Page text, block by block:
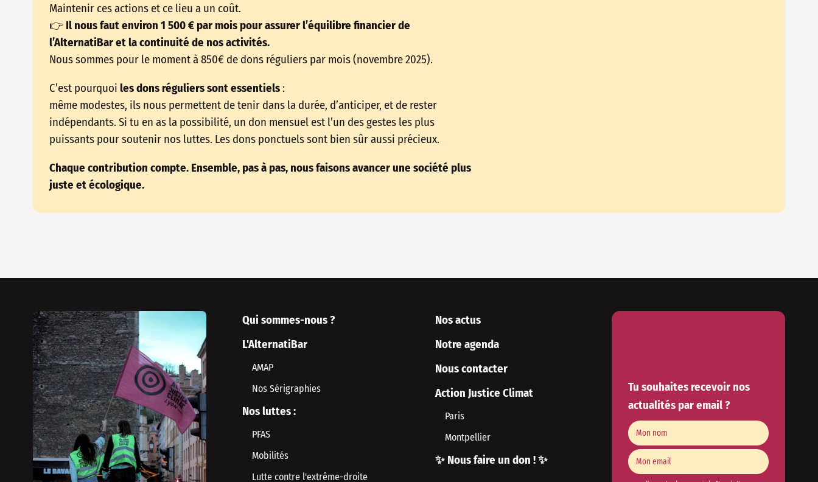
Maintenir ces actions et ce lieu a un coût.
👉 Il nous faut environ 1 500 € par mois pour assurer l’équilibre financier de
l’AlternatiBar et la continuité de nos activités.
Nous sommes pour le moment à 850€ de dons réguliers par mois (novembre 2025).
C’est pourquoi les dons réguliers sont essentiels:
même modestes, ils nous permettent de tenir dans la durée, d’anticiper, et de rester
indépendants. Si tu en as la possibilité, un don mensuel est l’un des gestes les plus
puissants pour soutenir nos luttes. Les dons ponctuels sont bien sûr aussi précieux.
Chaque contribution compte. Ensemble, pas à pas, nous faisons avancer une société plus
juste et écologique.
Qui sommes-nous ?
L'AlternatiBar
AMAP
Nos Sérigraphies
Nos luttes :
PFAS
Mobilités
Lutte contre l'extrême-droite
Nos actus
Notre agenda
Nous contacter
Action Justice Climat
Paris
Montpellier
✨ Nous faire un don ! ✨
Tu souhaites recevoir nos
actualités par email ?